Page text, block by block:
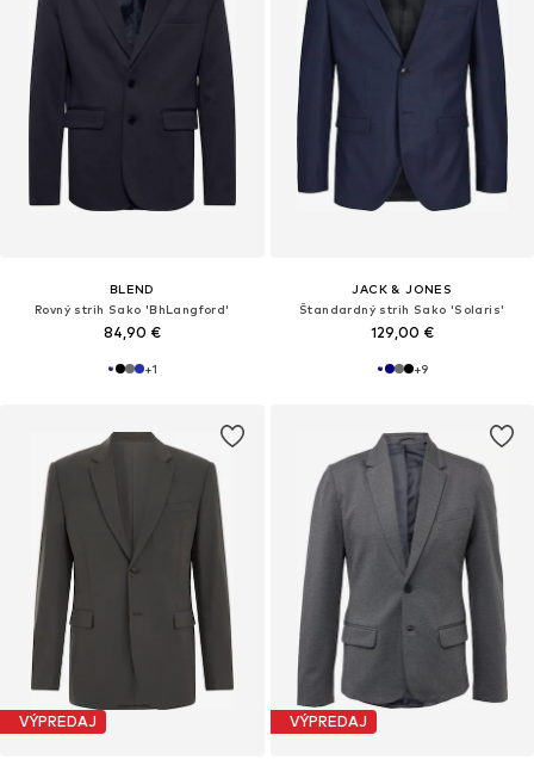
BLEND
Rovný strih Sako 'BhLangford'
84,90 €
+1
JACK & JONES
Štandardný strih Sako 'Solaris'
129,00 €
+9
VÝPREDAJ VÝPREDAJ